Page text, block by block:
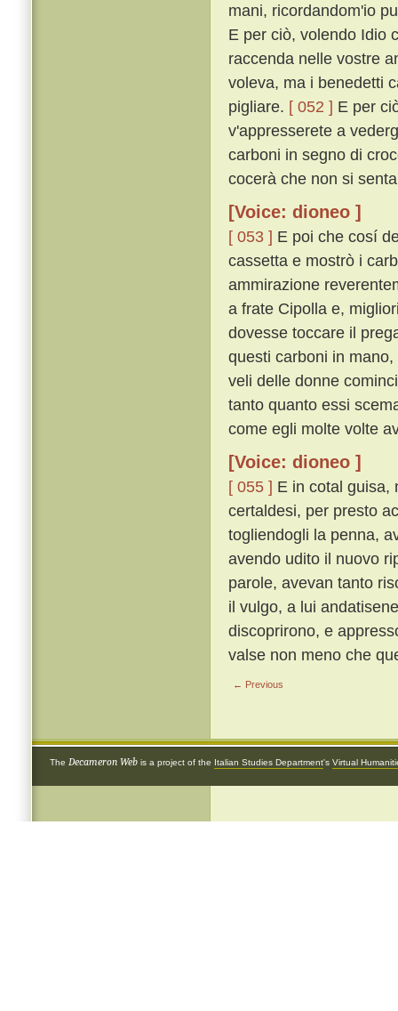
mani, ricordandom'io
E per ciò, volendo Idio
raccenda nelle vostre
voleva, ma i benedetti
pigliare. [ 052 ] E per
v'appresserete a
carboni in segno di
cocerà che non si
[Voice: dioneo ]
[ 053 ] E poi che cosí
cassetta e mostrò i
ammirazione
a frate Cipolla e,
dovesse toccare il
questi carboni in
veli delle donne
tanto quanto essi
come egli molte volte
[Voice: dioneo ]
[ 055 ] E in cotal guisa,
certaldesi, per presto
togliendogli la penna,
avendo udito il nuovo
parole, avevan tanto
il vulgo, a lui
discoprirono, e
valse non meno che
← Previous
The Decameron Web is a project of the Italian Studies Department's Virtual